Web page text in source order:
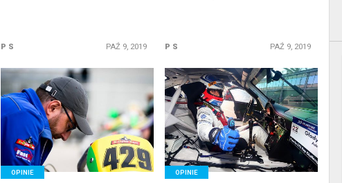
P S PAŹ 9, 2019 P S PAŹ 9, 2019
READ MORE
OPINIE
READ MORE
OPINIE